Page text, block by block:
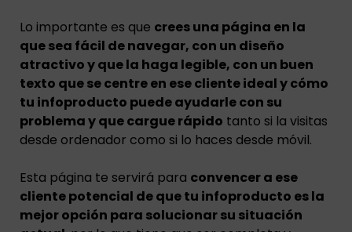
Lo importante es que crees una página en la
que sea fácil de navegar, con un diseño
atractivo y que la haga legible, con un buen
texto que se centre en ese cliente ideal y cómo
tu infoproducto puede ayudarle con su
problema y que cargue rápido tanto si la visitas
desde ordenador como si lo haces desde móvil.
Esta página te servirá para convencer a ese
cliente potencial de que tu infoproducto es la
mejor opción para solucionar su situación